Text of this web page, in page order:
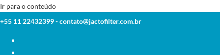
Ir para o conteúdo
+55 11 22432399 -contato@jactofilter.com.br